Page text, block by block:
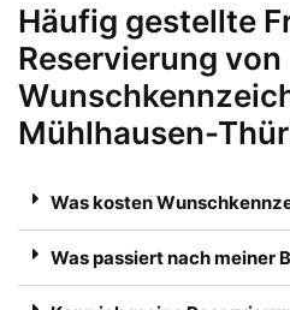
Häufig gestellte
Reservierung von
Mühlhausen-
Was kosten
Was passiert nach meiner